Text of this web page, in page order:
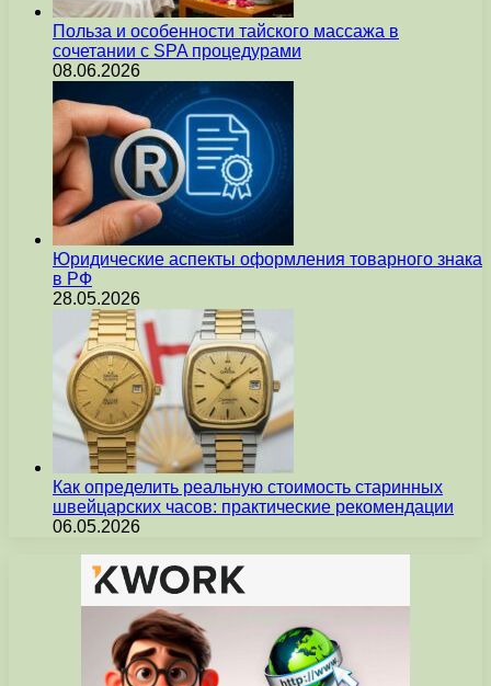
Польза и особенности тайского массажа в
сочетании с SPA процедурами
08.06.2026
Юридические аспекты оформления товарного знака
в РФ
28.05.2026
Как определить реальную стоимость старинных
швейцарских часов: практические рекомендации
06.05.2026